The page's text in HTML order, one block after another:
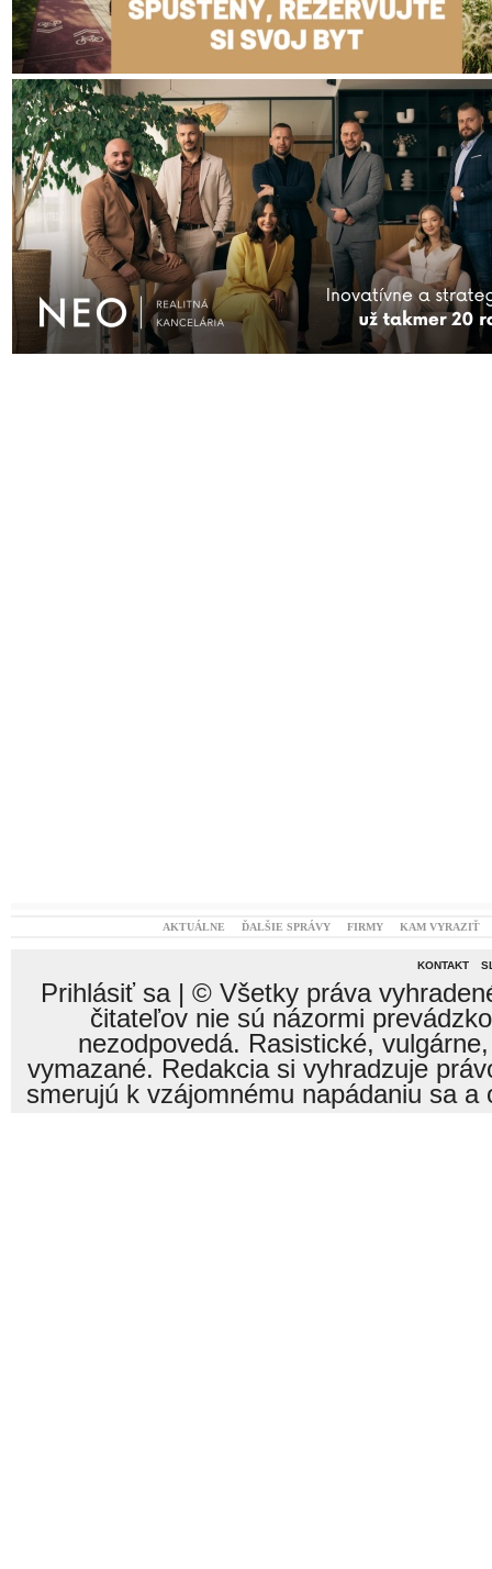
AKTUÁLNE ĎALŠIE SPRÁVY FIRMY KAM VYRAZIŤ
KONTAKT
Prihlásiť sa| © Všetky práva
čitateľov nie sú názormi
nezodpovedá. Rasistické,
vymazané. Redakcia si vyhradzuje
smerujú k vzájomnému napádaniu sa